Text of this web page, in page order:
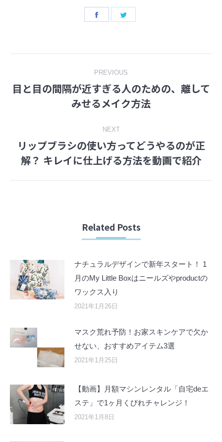
Share
navigation
PREVIOUS
Previous
post:
目と目の間隔が近すぎる人のための、離して
みせるメイク方法
NEXT
Next
post:
リップブラシの使い方ってどうやるのが正
解？ キレイに仕上げる方法を動画で紹介
Related Posts
ナチュラルデザインで新年スタート！ 1
月のMy Little Boxはニールズやproductの
ワックス入り
2021年1月26日
マスク荒れ予防！お家スキンケアで欠か
せない、おすすめアイテム3選
2021年1月25日
【動画】月額マシンレンタル「自宅deエ
ステ」で1ヶ月くびれチャレンジ！
2021年1月8日